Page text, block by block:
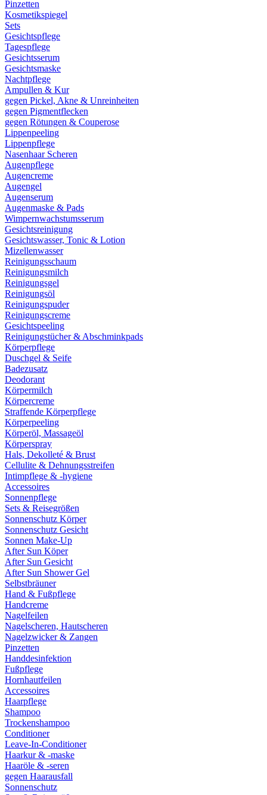
Pinzetten
Kosmetikspiegel
Sets
Gesichtspflege
Tagespflege
Gesichtsserum
Gesichtsmaske
Nachtpflege
Ampullen & Kur
gegen Pickel, Akne & Unreinheiten
gegen Pigmentflecken
gegen Rötungen & Couperose
Lippenpeeling
Lippenpflege
Nasenhaar Scheren
Augenpflege
Augencreme
Augengel
Augenserum
Augenmaske & Pads
Wimpernwachstumsserum
Gesichtsreinigung
Gesichtswasser, Tonic & Lotion
Mizellenwasser
Reinigungsschaum
Reinigungsmilch
Reinigungsgel
Reinigungsöl
Reinigungspuder
Reinigungscreme
Gesichtspeeling
Reinigungstücher & Abschminkpads
Körperpflege
Duschgel & Seife
Badezusatz
Deodorant
Körpermilch
Körpercreme
Straffende Körperpflege
Körperpeeling
Körperöl, Massageöl
Körperspray
Hals, Dekolleté & Brust
Cellulite & Dehnungsstreifen
Intimpflege & -hygiene
Accessoires
Sonnenpflege
Sets & Reisegrößen
Sonnenschutz Körper
Sonnenschutz Gesicht
Sonnen Make-Up
After Sun Köper
After Sun Gesicht
After Sun Shower Gel
Selbstbräuner
Hand & Fußpflege
Handcreme
Nagelfeilen
Nagelscheren, Hautscheren
Nagelzwicker & Zangen
Pinzetten
Handdesinfektion
Fußpflege
Hornhautfeilen
Accessoires
Haarpflege
Shampoo
Trockenshampoo
Conditioner
Leave-In-Conditioner
Haarkur & -maske
Haaröle & -seren
gegen Haarausfall
Sonnenschutz